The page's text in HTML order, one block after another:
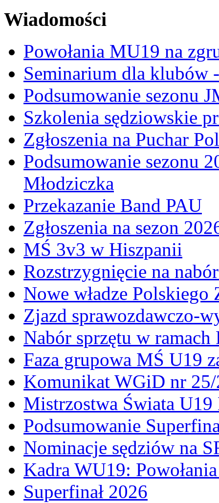
Wiadomości
Powołania MU19 na
Seminarium dla klubów
Podsumowanie sezonu
Szkolenia sędziowskie
Zgłoszenia na Puchar
Podsumowanie sezonu
Młodziczka
Przekazanie Band PAU
Zgłoszenia na sezon
MŚ 3v3 w Hiszpanii
Rozstrzygnięcie na
Nowe władze
Zjazd sprawozdawczo-
Nabór sprzętu w ramach
Faza grupowa MŚ U19
Komunikat WGiD nr
Mistrzostwa Świata
Podsumowanie
Nominacje sędziów na
Kadra WU19:
Superfinał 2026